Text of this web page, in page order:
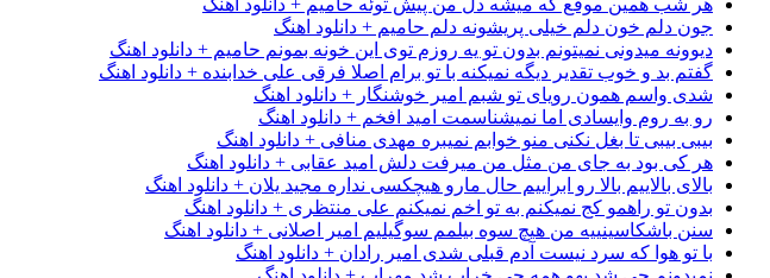
هر شب همین موقع که میشه دل من پیش توئه حامیم + دانلود اهنگ
جون دلم خون دلم خیلی پریشونه دلم حامیم + دانلود اهنگ
دیوونه میدونی نمیتونم بدون تو یه روزم توی این خونه بمونم حامیم + دانلود اهنگ
گفتم بد و خوب تقدیر دیگه نمیکنه با تو برام اصلا فرقی علی خدابنده + دانلود اهنگ
شدی واسم همون رویای تو شبم امیر خوشنگار + دانلود اهنگ
رو به روم وایسادی اما نمیشناسمت امید افخم + دانلود اهنگ
بیبی بیبی تا بغل نکنی منو خوابم نمیبره مهدی منافی + دانلود اهنگ
هر کی بود به جای من مثل من میرفت دلش امید عقابی + دانلود اهنگ
بالای بالاییم بالا رو ابراییم حال مارو هیچکسی نداره مجید یلان + دانلود اهنگ
بدون تو راهمو کج نمیکنم به تو اخم نمیکنم علی منتظری + دانلود اهنگ
سنن باشکاسینییه من هیچ سوه بیلمم سوگیلیم امیر اصلانی + دانلود اهنگ
با تو هوا که سرد نیست آدم قبلی شدی امیر رادان + دانلود اهنگ